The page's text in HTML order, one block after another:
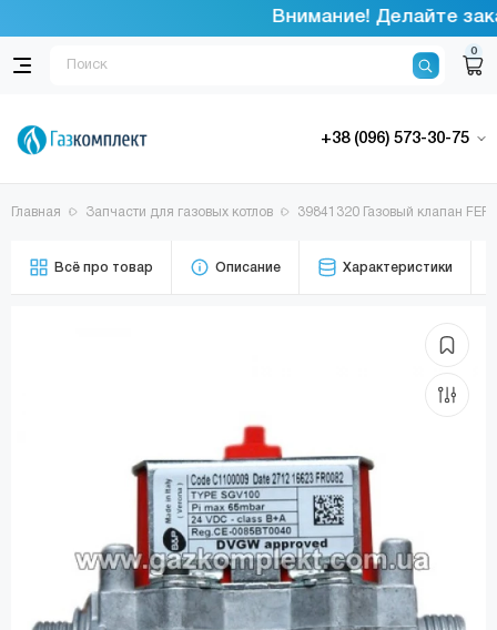
Внимание! Делайте
0
+38 (096) 573-30-75
Главная Запчасти для газовых котлов 39841320 Газовый клапан
Всё про товар Описание Характеристики